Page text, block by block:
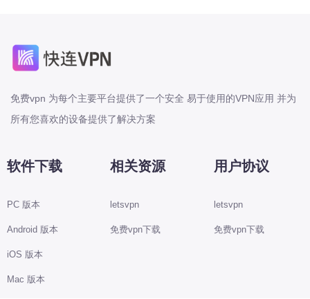
免费vpn 为每个主要平台提供了一个安全 易于使用的VPN应用 并为
所有您喜欢的设备提供了解决方案
软件下载
PC 版本
Android 版本
iOS 版本
Mac 版本
相关资源
letsvpn
免费vpn下载
用户协议
letsvpn
免费vpn下载